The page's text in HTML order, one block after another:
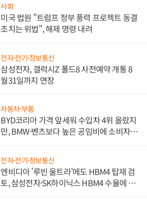
사회
미국 법원 "트럼프 정부 풍력 프로젝트 동결
조치는 위법", 해제 명령 내려
전자·전기·정보통신
삼성전자, 갤럭시Z 폴드8 사전예약 개통 8
월31일까지 연장
자동차·부품
BYD코리아 가격 앞세워 수입차 4위 올랐지
만, BMW·벤츠보다 높은 공임비에 소비자
전자·전기·정보통신
엔비디아 '루빈 울트라'에도 HBM4 탑재 검
토, 삼성전자·SK하이닉스 HBM4 수율에 주